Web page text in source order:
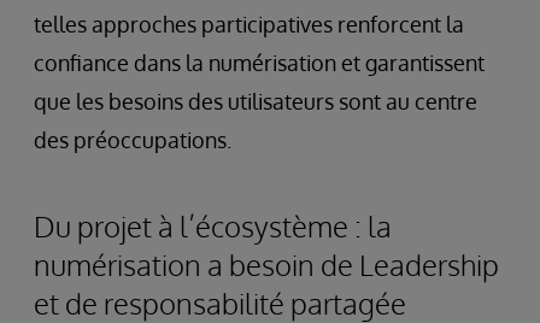
telles approches participatives renforcent la
confiance dans la numérisation et garantissent
que les besoins des utilisateurs sont au centre
des préoccupations.
Du projet à l’écosystème : la
numérisation a besoin de Leadership
et de responsabilité partagée